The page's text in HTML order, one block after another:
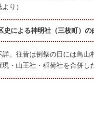
り）
史による神明社（三枚町）の
。往昔は例祭の日には鳥山
現・山王社・稲荷社を合併し